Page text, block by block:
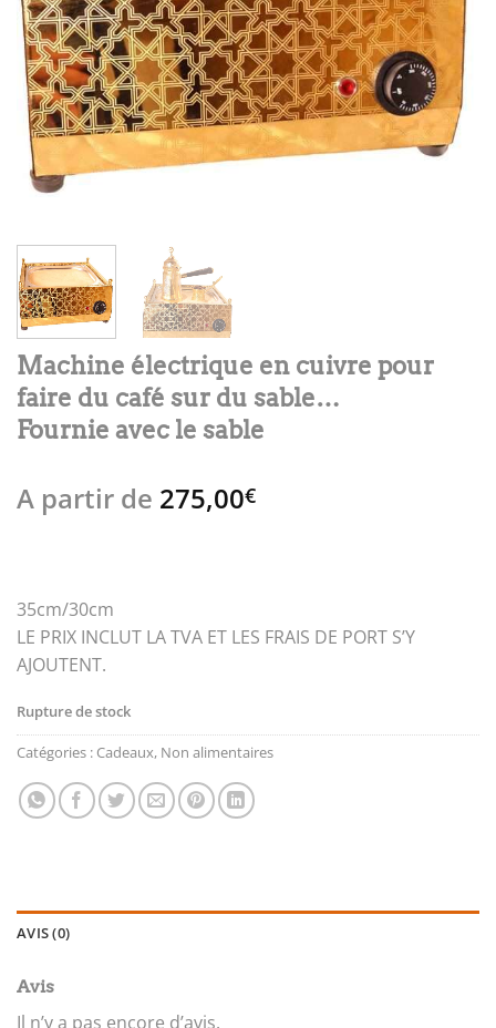
Machine électrique en cuivre pour
faire du café sur du sable…
Fournie avec le sable
A partir de 275,00€
35cm/30cm
LE PRIX INCLUT LA TVA ET LES FRAIS DE PORT S’Y
AJOUTENT.
Rupture de stock
Catégories : Cadeaux, Non alimentaires
AVIS (0)
Avis
Il n’y a pas encore d’avis.